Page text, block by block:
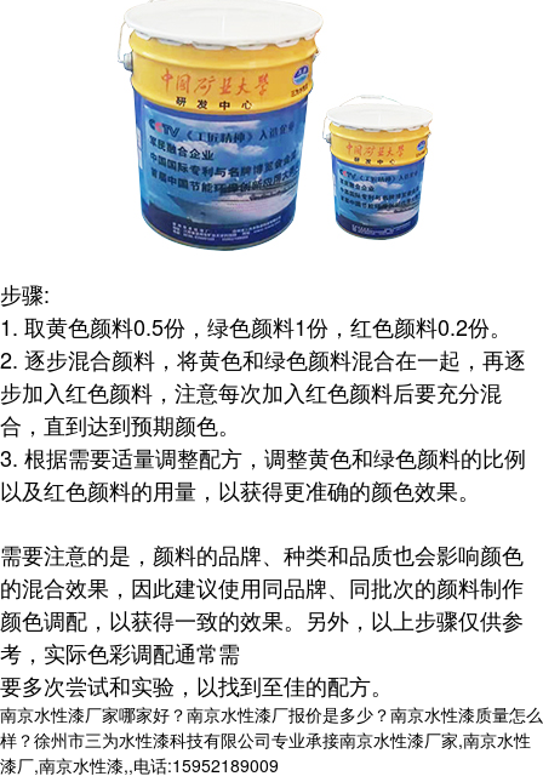
步骤:
1. 取黄色颜料0.5份，绿色颜料1份，红色颜料0.2份。
2. 逐步混合颜料，将黄色和绿色颜料混合在一起，再逐
步加入红色颜料，注意每次加入红色颜料后要充分混
合，直到达到预期颜色。
3. 根据需要适量调整配方，调整黄色和绿色颜料的比例
以及红色颜料的用量，以获得更准确的颜色效果。
需要注意的是，颜料的品牌、种类和品质也会影响颜色
的混合效果，因此建议使用同品牌、同批次的颜料制作
颜色调配，以获得一致的效果。另外，以上步骤仅供参
考，实际色彩调配通常需
要多次尝试和实验，以找到至佳的配方。
南京水性漆厂家哪家好？南京水性漆厂报价是多少？南京水性漆质量怎么
样？徐州市三为水性漆科技有限公司专业承接南京水性漆厂家,南京水性
漆厂,南京水性漆,,电话:15952189009